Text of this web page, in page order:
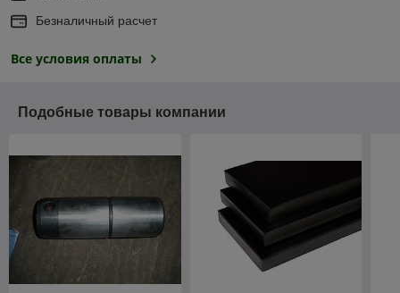
Безналичный расчет
Все условия оплаты
Подобные товары компании